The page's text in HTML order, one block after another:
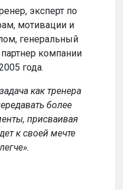
эксперт по
мотивации и
генеральный
компании
года.
как тренера
более
присваивая
к своей мечте
.